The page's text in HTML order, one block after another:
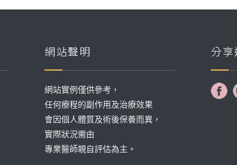
網站聲明
網站實例僅供參考，
任何療程的副作用及治療效果
會因個人體質及術後保養而異，
實際狀況需由
專業醫師親自評估為主。
分